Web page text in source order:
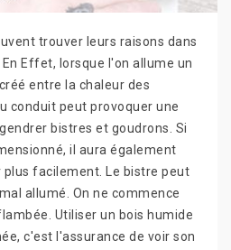
trouver leurs raisons dans
Effet, lorsque l'on allume un
entre la chaleur des
conduit peut provoquer une
bistres et goudrons. Si
il aura également
facilement. Le bistre peut
allumé. On ne commence
Utiliser un bois humide
c'est l'assurance de voir son